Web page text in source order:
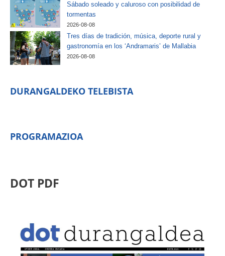
Sábado soleado y caluroso con posibilidad de
tormentas
2026-08-08
Tres días de tradición, música, deporte rural y
gastronomía en los ‘Andramaris’ de Mallabia
2026-08-08
DURANGALDEKO TELEBISTA
PROGRAMAZIOA
DOT PDF